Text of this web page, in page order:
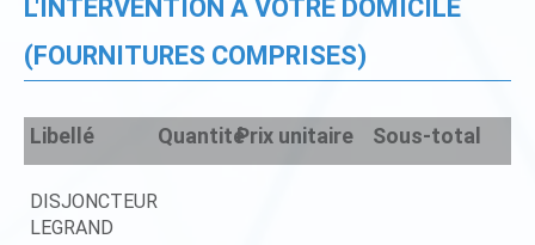
L'INTERVENTION À VOTRE DOMICILE
(FOURNITURES COMPRISES)
Libellé QuantitéPrix unitaire Sous-total
DISJONCTEUR
LEGRAND